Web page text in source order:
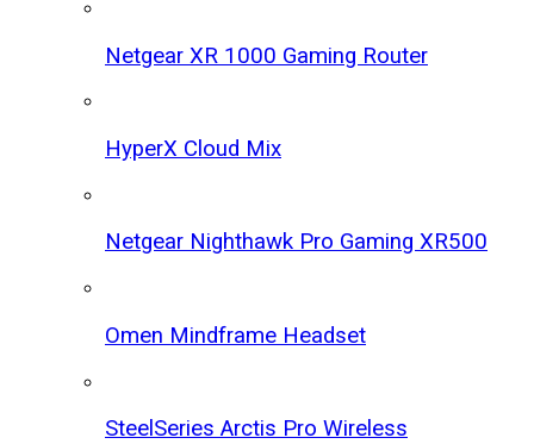
Netgear XR 1000 Gaming Router
HyperX Cloud Mix
Netgear Nighthawk Pro Gaming XR500
Omen Mindframe Headset
SteelSeries Arctis Pro Wireless